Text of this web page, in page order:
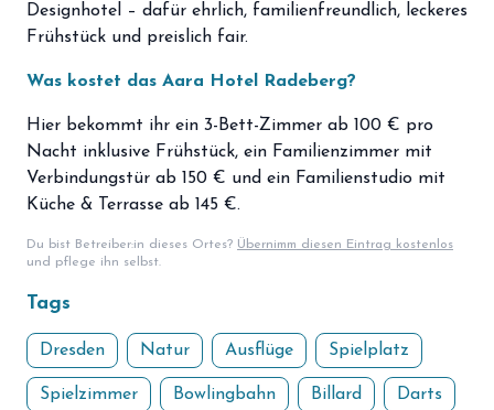
Designhotel – dafür ehrlich, familienfreundlich, leckeres
Frühstück und preislich fair.
Was kostet das Aara Hotel Radeberg?
Hier bekommt ihr ein 3-Bett-Zimmer ab 100 € pro
Nacht inklusive Frühstück, ein Familienzimmer mit
Verbindungstür ab 150 € und ein Familienstudio mit
Küche & Terrasse ab 145 €.
Du bist Betreiber:in dieses Ortes? Übernimm diesen Eintrag kostenlos
und pflege ihn selbst.
Tags
Dresden Natur Ausflüge Spielplatz
Spielzimmer Bowlingbahn Billard Darts